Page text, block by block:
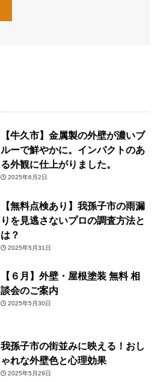
【牛久市】金属製の外壁が濃いブ
ルーで鮮やかに。インパクトのあ
る外観に仕上がりました。
2025年6月2日
【無料点検あり】我孫子市の雨漏
りを見逃さないプロの調査方法と
は？
2025年5月31日
【６月】外壁・屋根塗装 無料 相
談会のご案内
2025年5月30日
我孫子市の街並みに映える！おし
ゃれな外壁色と心理効果
2025年5月29日